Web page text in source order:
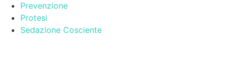
Prevenzione
Protesi
Sedazione Cosciente